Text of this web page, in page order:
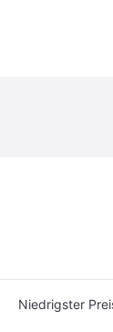
Niedrigster